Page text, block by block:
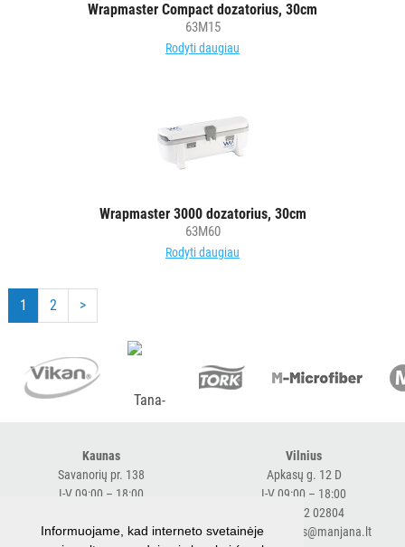
Wrapmaster Compact dozatorius, 30cm
63M15
Rodyti daugiau
Wrapmaster 3000 dozatorius, 30cm
63M60
Rodyti daugiau
1 2 >
Kaunas
Savanorių pr. 138
I-V 09:00 – 18:00
expresskaunas@manjana.lt
Vilnius
Apkasų g. 12 D
I-V 09:00 – 18:00
+370 682 02804
expressvilnius@manjana.lt
Informuojame, kad interneto svetainėje